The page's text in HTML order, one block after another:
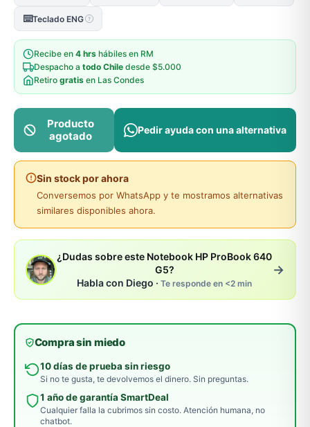
⌨️Teclado ENG ?
Recibe en 4 hrs hábiles en RM
Despacho a todo Chile desde $5.000
Retiro gratis en Las Condes
Producto
agotado
Pedir ayuda con una alternativa
Sin stock por ahora
Conversemos por WhatsApp y te mostramos alternativas
similares disponibles ahora.
¿Dudas sobre este Notebook HP ProBook 640
G5?
Habla con Diego · Te responde en <2 min
→
Compra sin miedo
10 días de prueba sin riesgo
Si no te gusta, te devolvemos el dinero. Sin preguntas.
1 año de garantía SmartDeal
Cualquier falla la cubrimos sin costo. Atención humana, no
chatbot.